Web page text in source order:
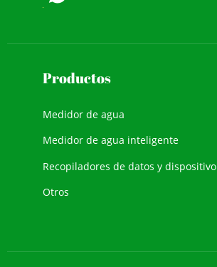
Productos
Medidor de agua
Medidor de agua inteligente
Recopiladores de datos y dispositivo
Otros